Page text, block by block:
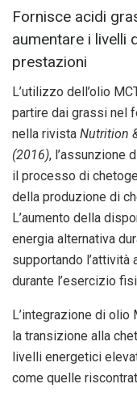
Fornisce acidi
aumentare i livelli
prestazioni
L’utilizzo dell’olio
partire dai grassi nel
nella rivista Nutrition
(2016), l’assunzione
il processo di
della produzione di
L’aumento della
energia alternativa
supportando
durante l’esercizio
L’integrazione di olio
la transizione alla
livelli energetici
come quelle